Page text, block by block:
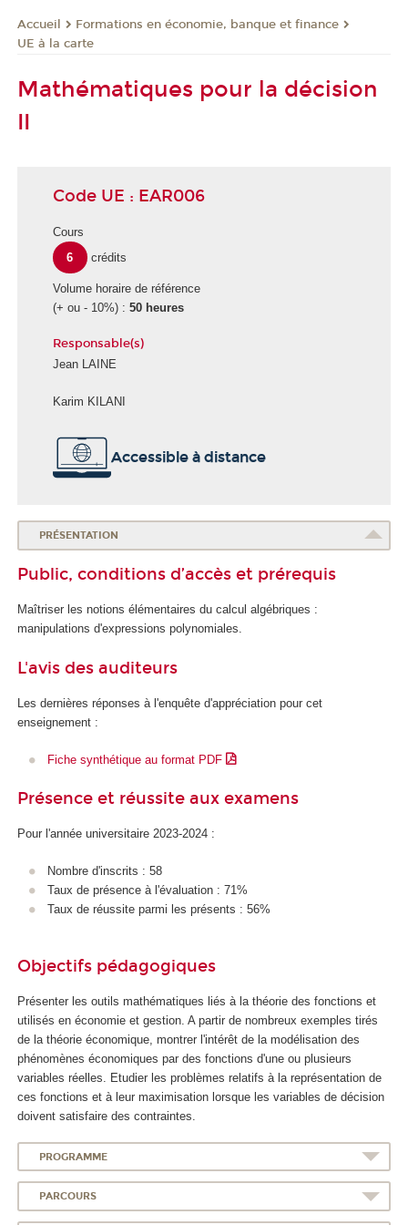
Accueil
Formations en économie, banque et finance
UE à la carte
Mathématiques pour la décision
II
Code UE : EAR006
Cours
6
crédits
Volume horaire de référence
(+ ou - 10%) : 50 heures
Responsable(s)
Jean LAINE
Karim KILANI
Accessible à distance
PRÉSENTATION
Public, conditions d’accès et prérequis
Maîtriser les notions élémentaires du calcul algébriques :
manipulations d'expressions polynomiales.
L'avis des auditeurs
Les dernières réponses à l'enquête d'appréciation pour cet
enseignement :
Fiche synthétique au format PDF
Présence et réussite aux examens
Pour l'année universitaire 2023-2024 :
Nombre d'inscrits : 58
Taux de présence à l'évaluation : 71%
Taux de réussite parmi les présents : 56%
Objectifs pédagogiques
Présenter les outils mathématiques liés à la théorie des fonctions et
utilisés en économie et gestion. A partir de nombreux exemples tirés
de la théorie économique, montrer l'intérêt de la modélisation des
phénomènes économiques par des fonctions d'une ou plusieurs
variables réelles. Etudier les problèmes relatifs à la représentation de
ces fonctions et à leur maximisation lorsque les variables de décision
doivent satisfaire des contraintes.
PROGRAMME
PARCOURS